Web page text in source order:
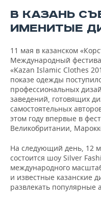
В КАЗАНЬ
ИМЕНИТЫЕ
11 мая в казанском
Международный
«Kazan Islamic Clothes
показе одежды
профессиональных
заведений, готовящих
самостоятельных
этом году впервые в
Великобритании,
На следующий день, 12
состоится шоу Silver
международного
и известные казанские
развлекать популярные